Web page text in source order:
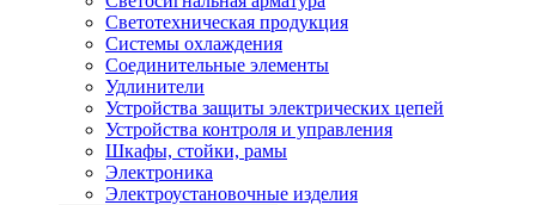
Светотехническая продукция
Системы охлаждения
Соединительные элементы
Удлинители
Устройства защиты электрических цепей
Устройства контроля и управления
Шкафы, стойки, рамы
Электроника
Электроустановочные изделия